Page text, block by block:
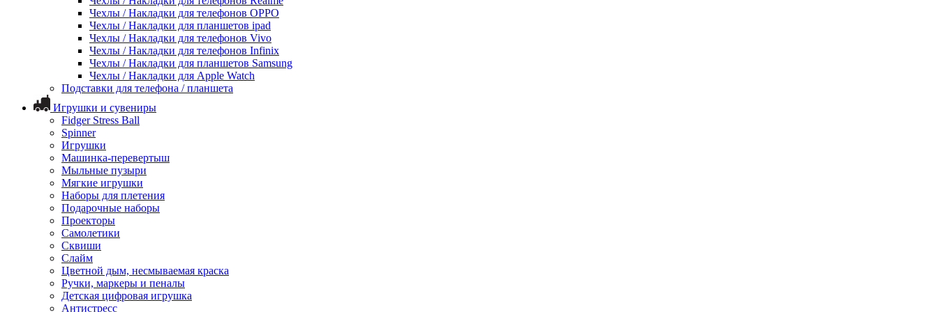
Чехлы / Накладки для телефонов OPPO
Чехлы / Накладки для планшетов ipad
Чехлы / Накладки для телефонов Vivo
Чехлы / Накладки для телефонов Infinix
Чехлы / Накладки для планшетов Samsung
Чехлы / Накладки для Apple Watch
Подставки для телефона / планшета
Игрушки и сувениры
Fidger Stress Ball
Spinner
Игрушки
Машинка-перевертыш
Мыльные пузыри
Мягкие игрушки
Наборы для плетения
Подарочные наборы
Проекторы
Самолетики
Сквиши
Слайм
Цветной дым, несмываемая краска
Ручки, маркеры и пеналы
Детская цифровая игрушка
Антистресс